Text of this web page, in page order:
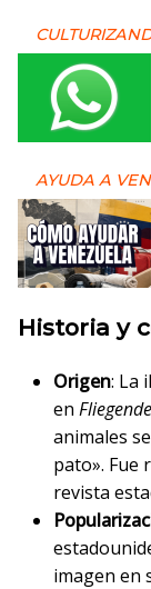
AYUDA A
Historia y
Origen: La
en
animales
pato». Fue
revista
imagen en